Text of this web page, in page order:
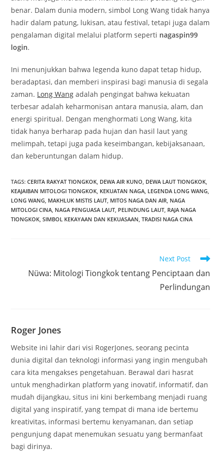
benar. Dalam dunia modern, simbol Long Wang tidak hanya
hadir dalam patung, lukisan, atau festival, tetapi juga dalam
pengalaman digital melalui platform seperti nagaspin99
login.
Ini menunjukkan bahwa legenda kuno dapat tetap hidup,
beradaptasi, dan memberi inspirasi bagi manusia di segala
zaman. Long Wang adalah pengingat bahwa kekuatan
terbesar adalah keharmonisan antara manusia, alam, dan
energi spiritual. Dengan menghormati Long Wang, kita
tidak hanya berharap pada hujan dan hasil laut yang
melimpah, tetapi juga pada keseimbangan, kebijaksanaan,
dan keberuntungan dalam hidup.
TAGS:CERITA RAKYAT TIONGKOK, DEWA AIR KUNO, DEWA LAUT TIONGKOK,
KEAJAIBAN MITOLOGI TIONGKOK, KEKUATAN NAGA, LEGENDA LONG WANG,
LONG WANG, MAKHLUK MISTIS LAUT, MITOS NAGA DAN AIR, NAGA
MITOLOGI CINA, NAGA PENGUASA LAUT, PELINDUNG LAUT, RAJA NAGA
TIONGKOK, SIMBOL KEKAYAAN DAN KEKUASAAN, TRADISI NAGA CINA
articles
Next Post
Nüwa: Mitologi Tiongkok tentang Penciptaan dan
Perlindungan
Roger Jones
Website ini lahir dari visi RogerJones, seorang pecinta
dunia digital dan teknologi informasi yang ingin mengubah
cara kita mengakses pengetahuan. Berawal dari hasrat
untuk menghadirkan platform yang inovatif, informatif, dan
mudah dijangkau, situs ini kini berkembang menjadi ruang
digital yang inspiratif, yang tempat di mana ide bertemu
kreativitas, informasi bertemu kenyamanan, dan setiap
pengunjung dapat menemukan sesuatu yang bermanfaat
bagi dirinya.